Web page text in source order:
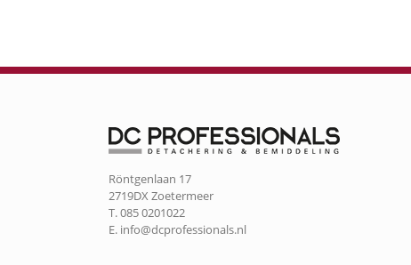
Röntgenlaan 17
2719DX Zoetermeer
T. 085 0201022
E. info@dcprofessionals.nl